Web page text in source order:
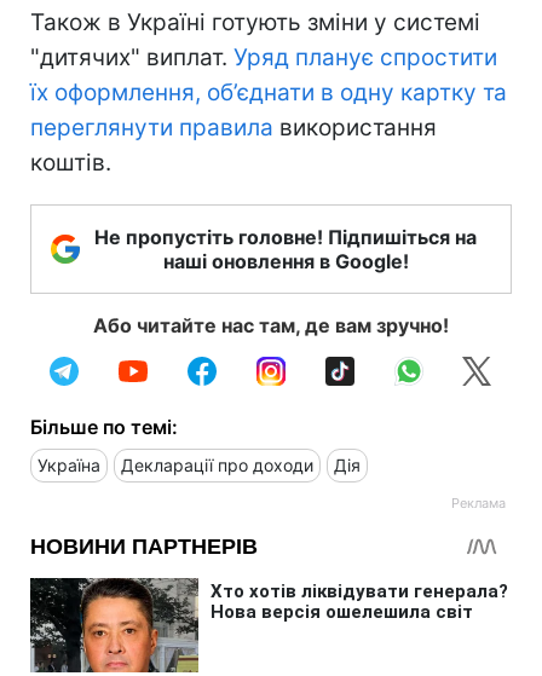
Також в Україні готують зміни у системі
"дитячих" виплат. Уряд планує спростити
їх оформлення, об’єднати в одну картку та
переглянути правила використання
коштів.
Не пропустіть головне! Підпишіться на
наші оновлення в Google!
Або читайте нас там, де вам зручно!
Більше по темі:
Україна Декларації про доходи Дія